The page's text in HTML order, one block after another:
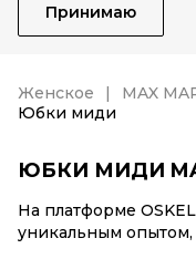
Принимаю
Женское MAX
Юбки миди
ЮБКИ МИДИ
На платформе
уникальным опытом,